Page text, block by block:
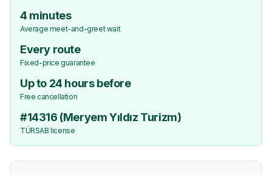
4 minutes
Average meet-and-greet wait
Every route
Fixed-price guarantee
Up to 24 hours before
Free cancellation
#14316 (Meryem Yıldız Turizm)
TÜRSAB license